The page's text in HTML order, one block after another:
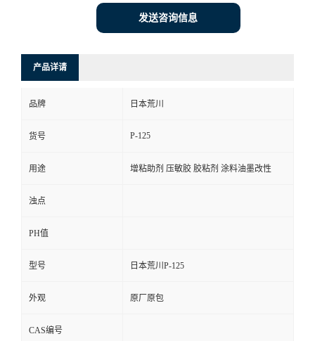
发送咨询信息
产品详请
品牌 日本荒川
货号 P-125
用途 增粘助剂 压敏胶 胶粘剂 涂料油墨改性
浊点
PH值
型号 日本荒川P-125
外观 原厂原包
CAS编号